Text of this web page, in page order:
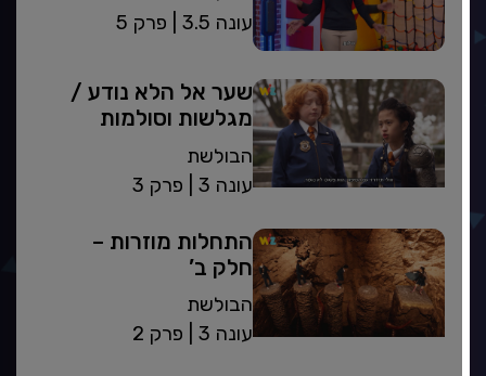
פרק 5
| עונה 3.5
שער אל הלא נודע /
מגלשות וסולמות
הבולשת
פרק 3
| עונה 3
התחלות מוזרות –
חלק ב’
הבולשת
פרק 2
| עונה 3